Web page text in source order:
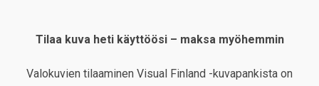
Tilaa kuva heti käyttöösi – maksa myöhemmin
Valokuvien tilaaminen Visual Finland -kuvapankista on